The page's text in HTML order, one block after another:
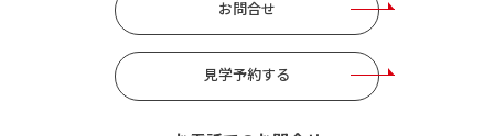
お問合せ
見学予約する